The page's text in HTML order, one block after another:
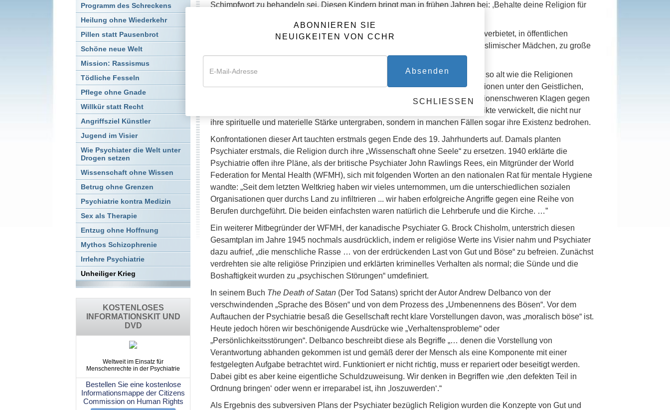
Schimpfwort zu behandeln sei. Diesen Kindern bringt man in frühen Jahren bei: ,Behalte deine Religion für
Im März 2004 erließ das französische Parlament ein Gesetz, das es Schülern verbietet, in öffentlichen
Schulen religiöse Symbole zu tragen. Dies betrifft Kopftücher und Schleier muslimischer Mädchen, zu große
Kreuze und die jüdische „Kippah“ (Käppchen).
Die Angriffe auf religiöse Überzeugungen sind derzeit hochaktuell – und doch so alt wie die Religionen
selbst. Neu sind allerdings die sich häufenden Berichte über sexuelle Perversionen unter den Geistlichen,
die zurzeit international für Schlagzeilen sorgen. Flankiert werden sie von millionenschweren Klagen gegen
die betroffenen Kirchen, die auch gewonnen werden. Kirchen werden in Konflikte verwickelt, die nicht nur
ihre spirituelle und materielle Stärke untergraben, sondern in manchen Fällen sogar ihre Existenz bedrohen.
Konfrontationen dieser Art tauchten erstmals gegen Ende des 19. Jahrhunderts auf. Damals planten
Psychiater erstmals, die Religion durch ihre „Wissenschaft ohne Seele“ zu ersetzen. 1940 erklärte die
Psychiatrie offen ihre Pläne, als der britische Psychiater John Rawlings Rees, ein Mitgründer der World
Federation for Mental Health (WFMH), sich mit folgenden Worten an den nationalen Rat für mentale Hygiene
wandte: „Seit dem letzten Weltkrieg haben wir vieles unternommen, um die unterschiedlichen sozialen
Organisationen quer durchs Land zu infiltrieren ... wir haben erfolgreiche Angriffe gegen eine Reihe von
Berufen durchgeführt. Die beiden einfachsten waren natürlich die Lehrberufe und die Kirche. …”
Ein weiterer Mitbegründer der WFMH, der kanadische Psychiater G. Brock Chisholm, unterstrich diesen
Gesamtplan im Jahre 1945 nochmals ausdrücklich, indem er religiöse Werte ins Visier nahm und Psychiater
dazu aufrief, „die menschliche Rasse … von der erdrückenden Last von Gut und Böse“ zu befreien. Zunächst
verdrehten sie alte religiöse Prinzipien und erklärten kriminelles Verhalten als normal; die Sünde und die
Boshaftigkeit wurden zu „psychischen Störungen“ umdefiniert.
In seinem Buch The Death of Satan (Der Tod Satans) spricht der Autor Andrew Delbanco von der
verschwindenden „Sprache des Bösen“ und von dem Prozess des „Umbenennens des Bösen“. Vor dem
Auftauchen der Psychiatrie besaß die Gesellschaft recht klare Vorstellungen davon, was „moralisch böse“ ist.
Heute jedoch hören wir beschönigende Ausdrücke wie „Verhaltensprobleme“ oder
„Persönlichkeitsstörungen“. Delbanco beschreibt diese als Begriffe „… denen die Vorstellung von
Verantwortung abhanden gekommen ist und gemäß derer der Mensch als eine Komponente mit einer
festgelegten Aufgabe betrachtet wird. Funktioniert er nicht richtig, muss er repariert oder beseitigt werden.
Dabei gibt es aber keine eigentliche Schuldzuweisung. Wir denken in Begriffen wie ,den defekten Teil in
Ordnung bringen‘ oder wenn er irreparabel ist, ihn ,loszuwerden‘.“
Als Ergebnis des subversiven Plans der Psychiater bezüglich Religion wurden die Konzepte von Gut und
Programm des Schreckens
Heilung ohne Wiederkehr
Pillen statt Pausenbrot
Schöne neue Welt
Mission: Rassismus
Tödliche Fesseln
Pflege ohne Gnade
Willkür statt Recht
Angriffsziel Künstler
Jugend im Visier
Wie Psychiater die Welt unter
Drogen setzen
Wissenschaft ohne Wissen
Betrug ohne Grenzen
Psychiatrie kontra Medizin
Sex als Therapie
Entzug ohne Hoffnung
Mythos Schizophrenie
Irrlehre Psychiatrie
Unheiliger Krieg
KOSTENLOSES
INFORMATIONSKIT UND
DVD
Weltweit im Einsatz für
Menschenrechte in der Psychiatrie
Bestellen Sie eine kostenlose
Informationsmappe der Citizens
Commission on Human Rights
ABONNIEREN SIE
NEUIGKEITEN VON CCHR
Absenden
SCHLIESSEN